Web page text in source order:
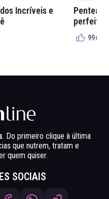
Incríveis e
perfeita
99+
. Do primeiro clique à última
que nutrem, tratam e
quem quiser.
SOCIAIS